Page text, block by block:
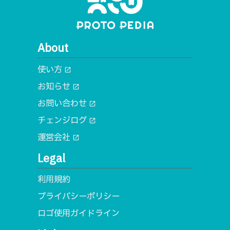
About
使い方 open_in_new
お知らせ open_in_new
お問い合わせ open_in_new
チェンジログ open_in_new
運営会社 open_in_new
Legal
利用規約
プライバシーポリシー
ロゴ使用ガイドライン